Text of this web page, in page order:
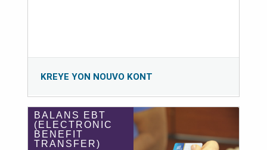
KREYE YON NOUVO KONT
BALANS EBT
(ELECTRONIC
BENEFIT
TRANSFER)